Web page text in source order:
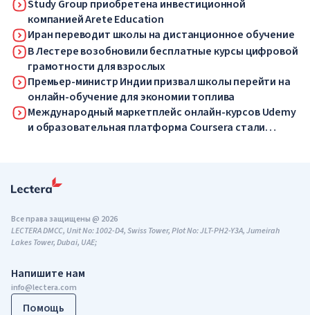
навыкам миллионов работников
Study Group приобретена инвестиционной
компанией Arete Education
Иран переводит школы на дистанционное обучение
В Лестере возобновили бесплатные курсы цифровой
грамотности для взрослых
Премьер-министр Индии призвал школы перейти на
онлайн-обучение для экономии топлива
Международный маркетплейс онлайн-курсов Udemy
и образовательная платформа Coursera стали
Напишите нам
info@lectera.com
Помощь
Все права защищены @ 2026
LECTERA DMCC, Unit No: 1002-D4, Swiss Tower, Plot No: JLT-PH2-Y3A, Jumeirah
Lakes Tower, Dubai, UAE;